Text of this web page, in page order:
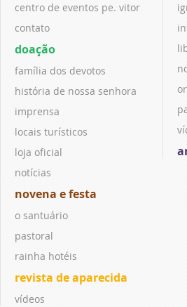
centro de eventos pe. vitor
contato
doação
família dos devotos
história de nossa senhora
imprensa
locais turísticos
loja oficial
notícias
novena e festa
o santuário
pastoral
rainha hotéis
revista de aparecida
vídeos